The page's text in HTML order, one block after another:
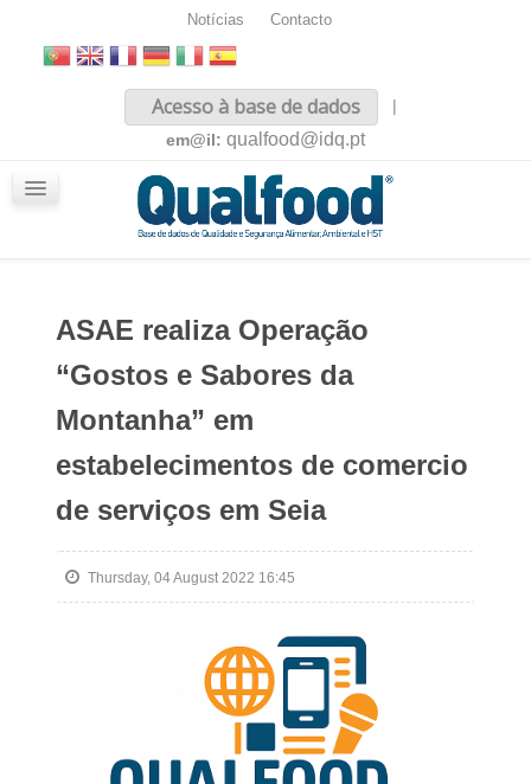
Notícias Contacto
Acesso à base de dados
|
em@il: qualfood@idq.pt
ASAE realiza Operação
“Gostos e Sabores da
Montanha” em
estabelecimentos de comercio
de serviços em Seia
Thursday, 04 August 2022 16:45